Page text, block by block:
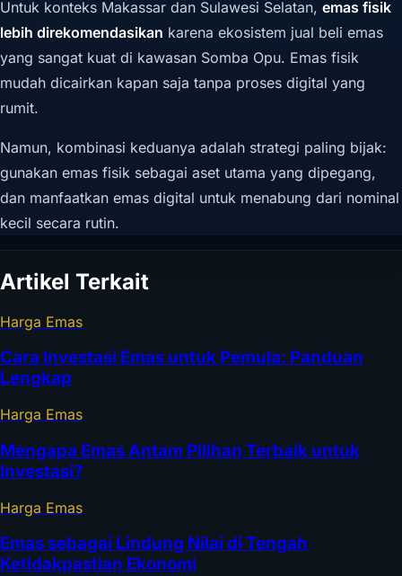
Untuk konteks Makassar dan Sulawesi Selatan, emas fisik
lebih direkomendasikan karena ekosistem jual beli emas
yang sangat kuat di kawasan Somba Opu. Emas fisik
mudah dicairkan kapan saja tanpa proses digital yang
rumit.
Namun, kombinasi keduanya adalah strategi paling bijak:
gunakan emas fisik sebagai aset utama yang dipegang,
dan manfaatkan emas digital untuk menabung dari nominal
kecil secara rutin.
Artikel Terkait
Harga Emas
Cara Investasi Emas untuk Pemula: Panduan
Lengkap
Harga Emas
Mengapa Emas Antam Pilihan Terbaik untuk
Investasi?
Harga Emas
Emas sebagai Lindung Nilai di Tengah
Ketidakpastian Ekonomi